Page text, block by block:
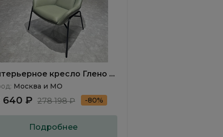
кресло Глено /
Москва и МО
640 ₽ 278 198 ₽ -80%
Подробнее